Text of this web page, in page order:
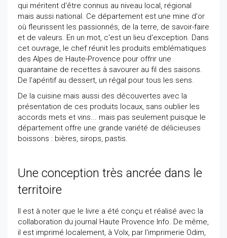
qui méritent d'être connus au niveau local, régional
mais aussi national. Ce département est une mine d'or
où fleurissent les passionnés, de la terre, de savoir-faire
et de valeurs. En un mot, c'est un lieu d'exception. Dans
cet ouvrage, le chef réunit les produits emblématiques
des Alpes de Haute-Provence pour offrir une
quarantaine de recettes à savourer au fil des saisons.
De l'apéritif au dessert, un régal pour tous les sens.
De la cuisine mais aussi des découvertes avec la
présentation de ces produits locaux, sans oublier les
accords mets et vins... mais pas seulement puisque le
département offre une grande variété de délicieuses
boissons : bières, sirops, pastis.
Une conception très ancrée dans le
territoire
Il est à noter que le livre a été conçu et réalisé avec la
collaboration du journal Haute Provence Info. De même,
il est imprimé localement, à Volx, par l'imprimerie Odim,